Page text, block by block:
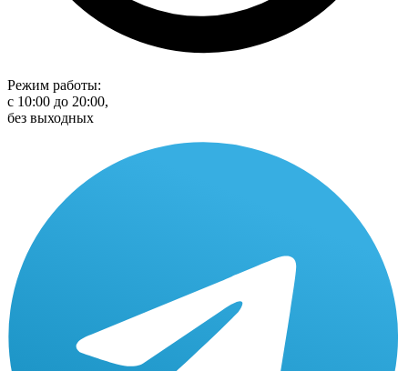
Режим работы:
с 10:00 до 20:00,
без выходных